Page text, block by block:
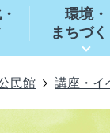
ワ
環境・
まちづく
民館 講座・イ